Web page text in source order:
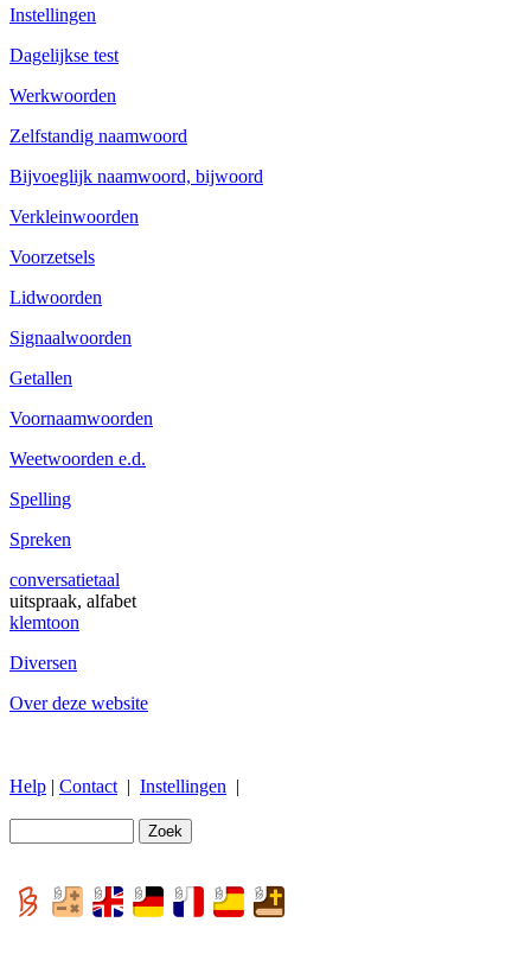
Instellingen
Dagelijkse test
Werkwoorden
Zelfstandig naamwoord
Bijvoeglijk naamwoord, bijwoord
Verkleinwoorden
Voorzetsels
Lidwoorden
Signaalwoorden
Getallen
Voornaamwoorden
Weetwoorden e.d.
Spelling
Spreken
conversatietaal
uitspraak, alfabet
klemtoon
Diversen
Over deze website
Help | Contact | Instellingen |